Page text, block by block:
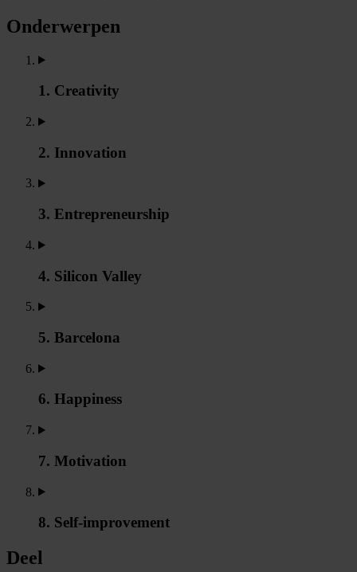
Onderwerpen
1. Creativity
2. Innovation
3. Entrepreneurship
4. Silicon Valley
5. Barcelona
6. Happiness
7. Motivation
8. Self-improvement
Deel